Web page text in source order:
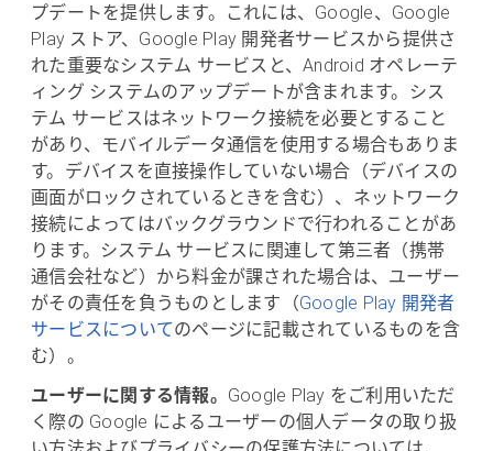
プデートを提供します。これには、Google、Google
Play ストア、Google Play 開発者サービスから提供さ
れた重要なシステム サービスと、Android オペレーテ
ィング システムのアップデートが含まれます。シス
テム サービスはネットワーク接続を必要とすること
があり、モバイルデータ通信を使用する場合もありま
す。デバイスを直接操作していない場合（デバイスの
画面がロックされているときを含む）、ネットワーク
接続によってはバックグラウンドで行われることがあ
ります。システム サービスに関連して第三者（携帯
通信会社など）から料金が課された場合は、ユーザー
がその責任を負うものとします（Google Play 開発者
サービスについてのページに記載されているものを含
む）。
ユーザーに関する情報。 Google Play をご利用いただ
く際の Google によるユーザーの個人データの取り扱